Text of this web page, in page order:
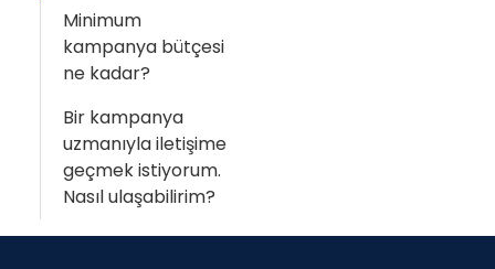
Minimum
kampanya bütçesi
ne kadar?
Bir kampanya
uzmanıyla iletişime
geçmek istiyorum.
Nasıl ulaşabilirim?